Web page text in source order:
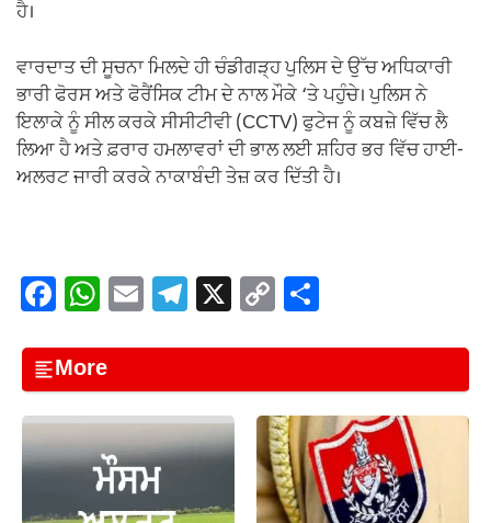
ਹੈ।
ਵਾਰਦਾਤ ਦੀ ਸੂਚਨਾ ਮਿਲਦੇ ਹੀ ਚੰਡੀਗੜ੍ਹ ਪੁਲਿਸ ਦੇ ਉੱਚ ਅਧਿਕਾਰੀ
ਭਾਰੀ ਫੋਰਸ ਅਤੇ ਫੋਰੈਂਸਿਕ ਟੀਮ ਦੇ ਨਾਲ ਮੌਕੇ ‘ਤੇ ਪਹੁੰਚੇ। ਪੁਲਿਸ ਨੇ
ਇਲਾਕੇ ਨੂੰ ਸੀਲ ਕਰਕੇ ਸੀਸੀਟੀਵੀ (CCTV) ਫੁਟੇਜ ਨੂੰ ਕਬਜ਼ੇ ਵਿੱਚ ਲੈ
ਲਿਆ ਹੈ ਅਤੇ ਫ਼ਰਾਰ ਹਮਲਾਵਰਾਂ ਦੀ ਭਾਲ ਲਈ ਸ਼ਹਿਰ ਭਰ ਵਿੱਚ ਹਾਈ-
ਅਲਰਟ ਜਾਰੀ ਕਰਕੇ ਨਾਕਾਬੰਦੀ ਤੇਜ਼ ਕਰ ਦਿੱਤੀ ਹੈ।
F
c
e
b
o
o
W
at
s
A
p
p
E T
gr
a
m
X C
y
Li
n
k
e
More